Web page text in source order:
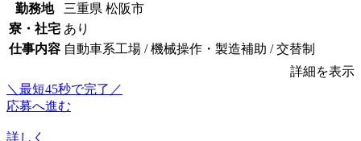
勤務地
三重県 松阪市
寮・社宅 あり
仕事内容 自動車系工場 / 機械操作・製造補助 / 交替制
詳細を表示
＼最短45秒で完了／
応募へ進む
詳しく